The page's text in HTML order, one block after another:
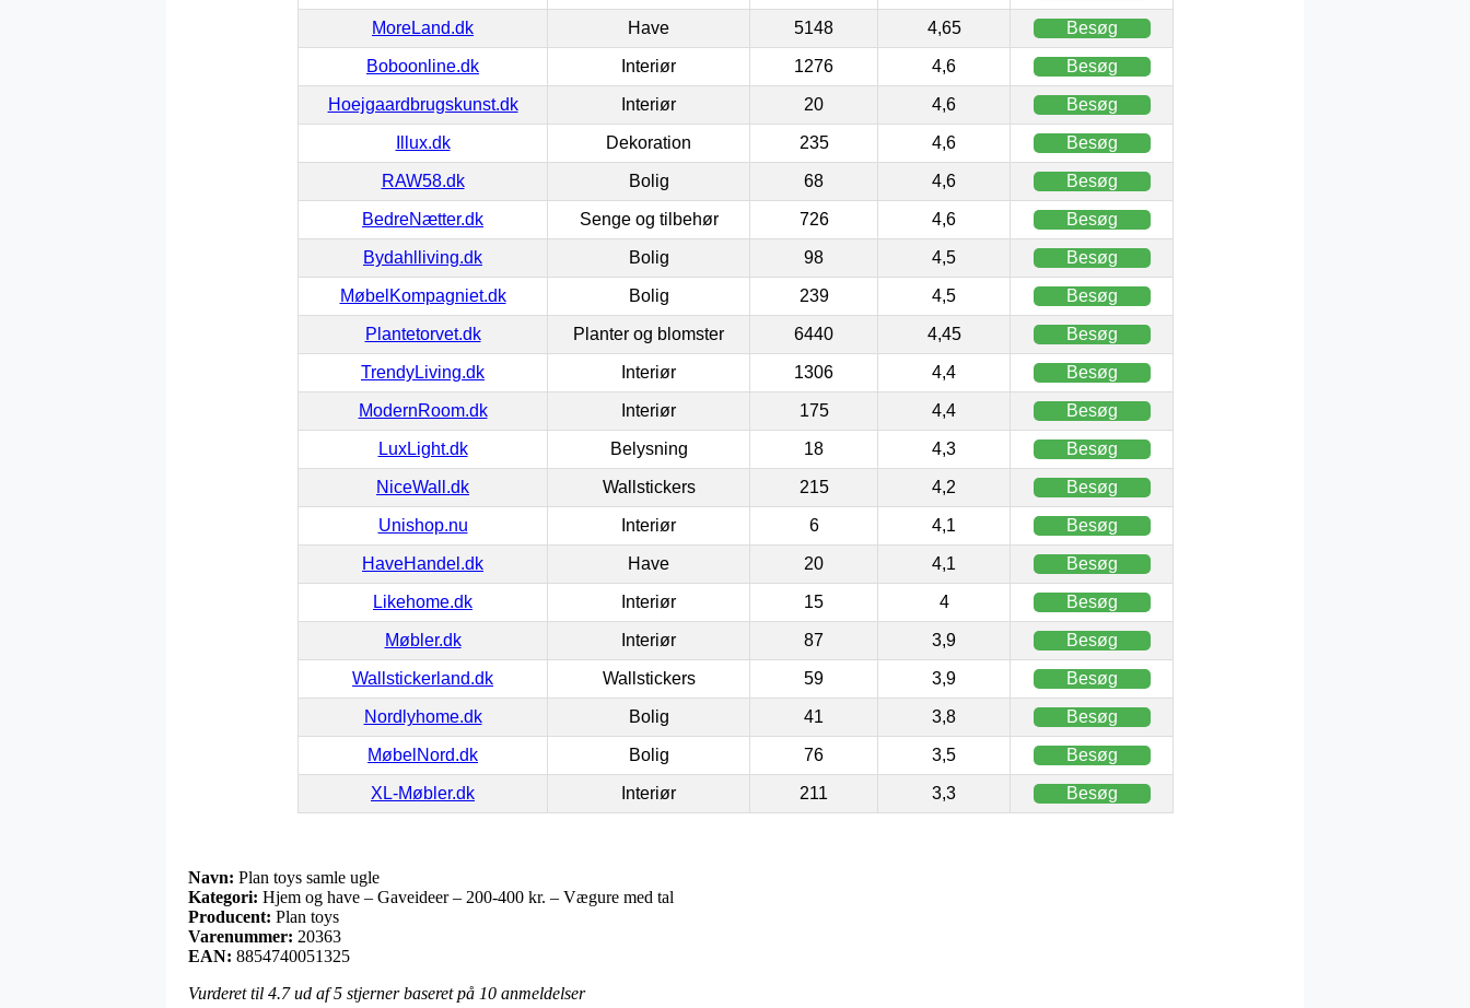
MoreLand.dk Have 5148 4,65 Besøg
Boboonline.dk Interiør 1276 4,6 Besøg
Hoejgaardbrugskunst.dk Interiør 20 4,6 Besøg
Illux.dk Dekoration 235 4,6 Besøg
RAW58.dk Bolig 68 4,6 Besøg
BedreNætter.dk Senge og tilbehør 726 4,6 Besøg
Bydahlliving.dk Bolig 98 4,5 Besøg
MøbelKompagniet.dk Bolig 239 4,5 Besøg
Plantetorvet.dk Planter og blomster 6440 4,45 Besøg
TrendyLiving.dk Interiør 1306 4,4 Besøg
ModernRoom.dk Interiør 175 4,4 Besøg
LuxLight.dk Belysning 18 4,3 Besøg
NiceWall.dk Wallstickers 215 4,2 Besøg
Unishop.nu Interiør 6 4,1 Besøg
HaveHandel.dk Have 20 4,1 Besøg
Likehome.dk Interiør 15 4 Besøg
Møbler.dk Interiør 87 3,9 Besøg
Wallstickerland.dk Wallstickers 59 3,9 Besøg
Nordlyhome.dk Bolig 41 3,8 Besøg
MøbelNord.dk Bolig 76 3,5 Besøg
XL-Møbler.dk Interiør 211 3,3 Besøg
Navn: Plan toys samle ugle
Kategori: Hjem og have – Gaveideer – 200-400 kr. – Vægure med tal
Producent: Plan toys
Varenummer: 20363
EAN: 8854740051325
Vurderet til 4.7ud af 5 stjerner baseret på 10 anmeldelser